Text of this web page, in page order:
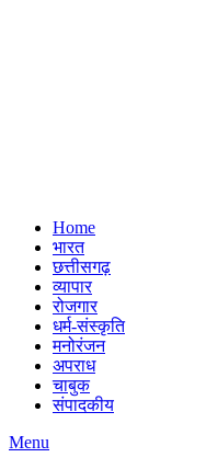
Home
भारत
छत्तीसगढ़
व्यापार
रोजगार
धर्म-संस्कृति
मनोरंजन
अपराध
चाबुक
संपादकीय
Menu